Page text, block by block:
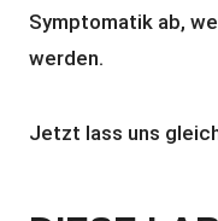
Symptomatik ab,
werden.
Jetzt lass uns